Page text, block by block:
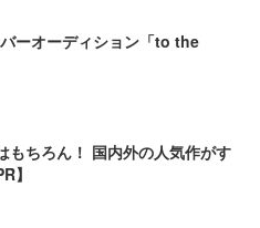
ーオーディション「to the
もちろん！ 国内外の人気作がす
】